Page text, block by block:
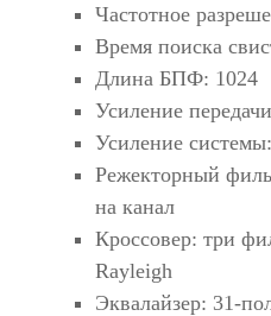
Частотное
Время поиска
Длина БПФ: 1024
Усиление
Усиление
Режекторный
на канал
Кроссовер: три
Rayleigh
Эквалайзер: 31-